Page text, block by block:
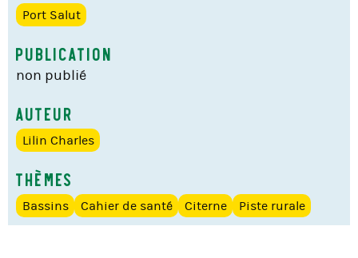
Port Salut
Publication
non publié
Auteur
Lilin Charles
Thèmes
Bassins Cahier de santé Citerne Piste rurale